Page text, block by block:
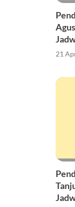
21